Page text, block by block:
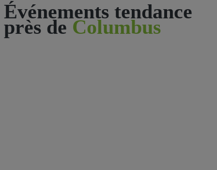
Événements tendance
près de Columbus